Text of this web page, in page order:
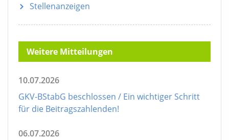
Stellenanzeigen
Weitere Mitteilungen
10.07.2026
GKV-BStabG beschlossen / Ein wichtiger Schritt
für die Beitragszahlenden!
06.07.2026